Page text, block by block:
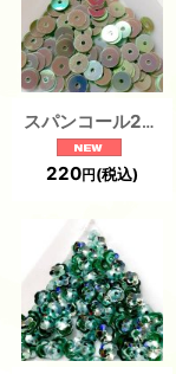
スパンコール2141J 平5mm グリーン（1g）
220円(税込)